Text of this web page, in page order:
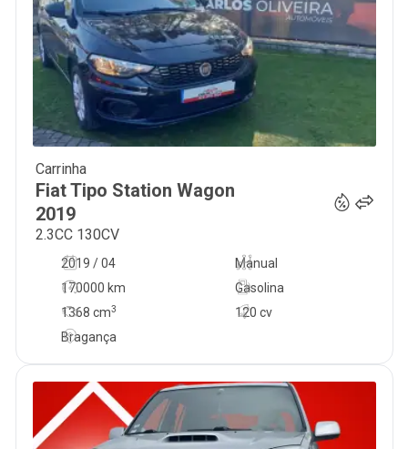
Carrinha
FiatTipo Station Wagon
2019
2.3CC 130CV
2019 / 04
Manual
170000 km
120 cv
Gasolina
1368 cm3
Bragança